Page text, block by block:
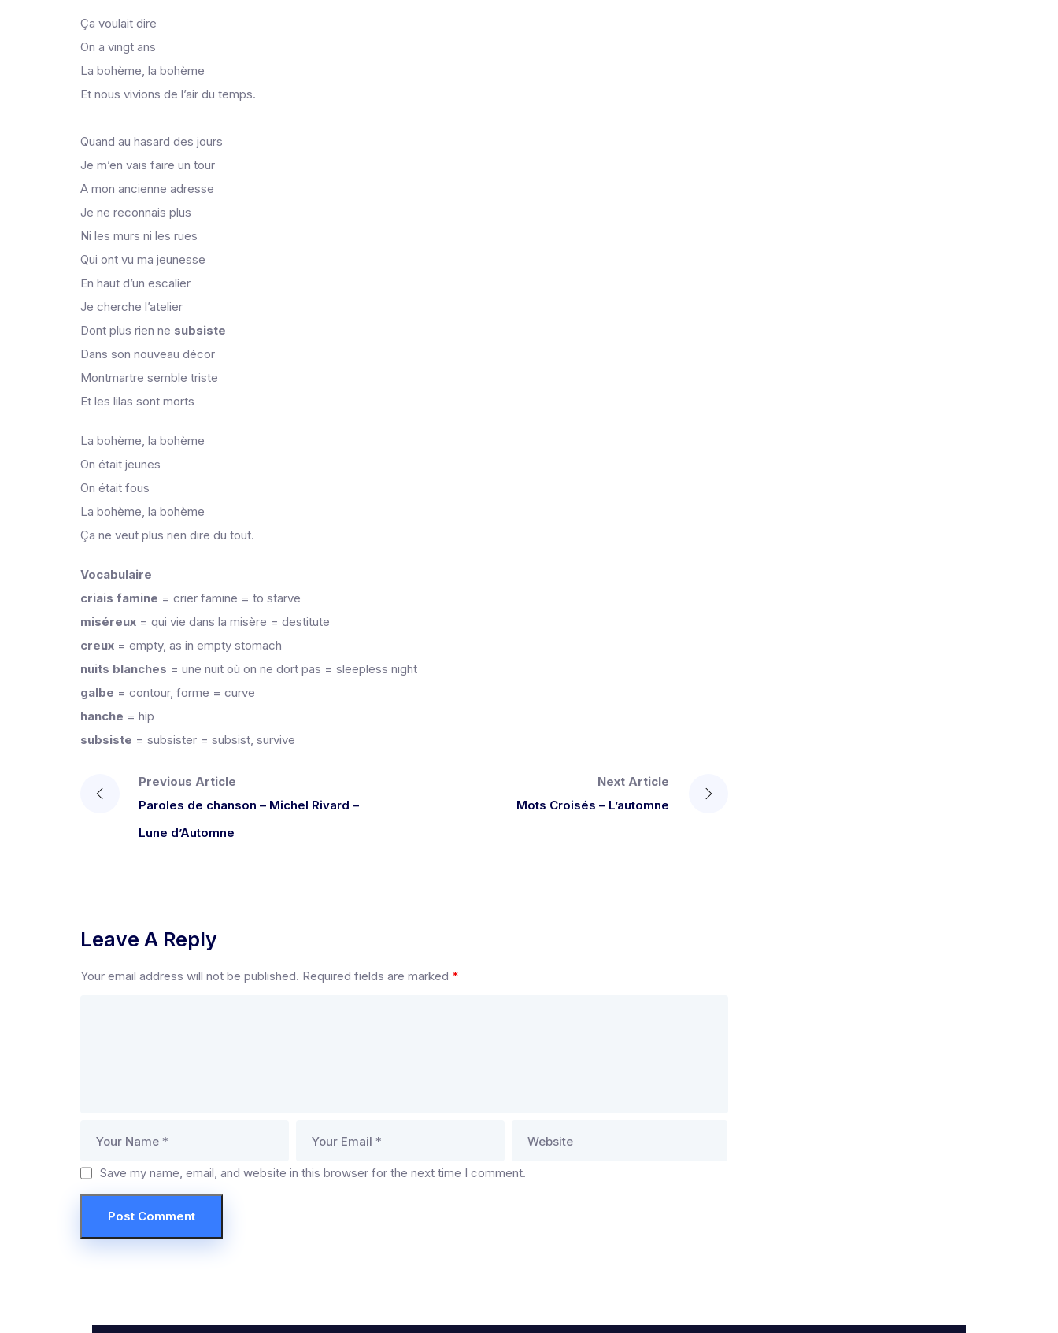
Ça voulait dire
On a vingt ans
La bohème, la bohème
Et nous vivions de l’air du temps.
Quand au hasard des jours
Je m’en vais faire un tour
A mon ancienne adresse
Je ne reconnais plus
Ni les murs ni les rues
Qui ont vu ma jeunesse
En haut d’un escalier
Je cherche l’atelier
Dont plus rien ne subsiste
Dans son nouveau décor
Montmartre semble triste
Et les lilas sont morts
La bohème, la bohème
On était jeunes
On était fous
La bohème, la bohème
Ça ne veut plus rien dire du tout.
Vocabulaire
criais famine = crier famine = to starve
miséreux = qui vie dans la misère = destitute
creux = empty, as in empty stomach
nuits blanches = une nuit où on ne dort pas = sleepless night
galbe = contour, forme = curve
hanche = hip
subsiste = subsister = subsist, survive
Previous Article
Paroles de chanson – Michel Rivard –
Lune d’Automne
Next Article
Mots Croisés – L’automne
Leave A Reply
Your email address will not be published. Required fields are marked *
Save my name, email, and website in this browser for the next time I comment.